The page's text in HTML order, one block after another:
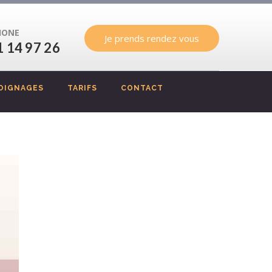
14 97 26
Je prends rendez vous
TARIFS CONTACT